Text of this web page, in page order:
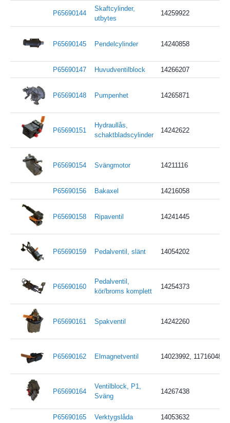
P65690144
Skaftcylinder,
utbytes
14259922
P65690145 Pendelcylinder 14240858
P65690147 Huvudventilblock 14266207
P65690148 Pumpenhet 14265871
P65690151
Hydraullås,
schaktbladscylinder
14242622
P65690154 Svängmotor 14211116
P65690156 Bakaxel 14216058
P65690158 Ripaventil 14241445
P65690159 Pedalventil, slänt 14054202
P65690160
Pedalventil,
kör/broms komplett
14254373
P65690161 Spakventil 14242260
P65690162 Elmagnetventil 14023992, 11716048
P65690164
Ventilblock, P1,
Sväng
14267438
P65690165 Verktygslåda 14053632